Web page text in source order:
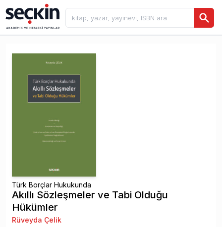
Türk Borçlar Hukukunda
Akıllı Sözleşmeler ve Tabi Olduğu
Hükümler
Rüveyda Çelik